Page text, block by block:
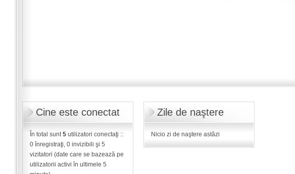
Cine este conectat
În total sunt5utilizatori conectaţi ::
0 înregistraţi, 0 invizibili şi 5
vizitatori (date care se bazează pe
utilizatorii activi în ultimele 5
Zile de naştere
Nicio zi de naştere astăzi